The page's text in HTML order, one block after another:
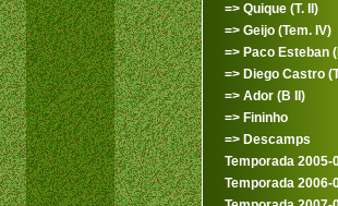
=> Quique (T. II)
=> Geijo (Tem. IV)
=> Paco Esteban
=> Diego Castro
=> Ador (B II)
=> Fininho
=> Descamps
Temporada 2005-
Temporada 2006-